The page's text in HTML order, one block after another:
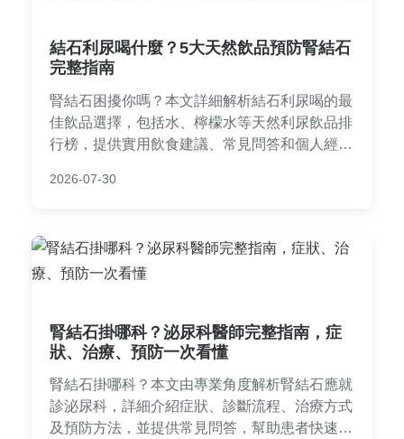
結石利尿喝什麼？5大天然飲品預防腎結石
完整指南
腎結石困擾你嗎？本文詳細解析結石利尿喝的最
佳飲品選擇，包括水、檸檬水等天然利尿飲品排
行榜，提供實用飲食建議、常見問答和個人經驗
涵蓋飲品功效、每日攝取量、注意事項，適合所
2026-07-30
腎結石掛哪科？泌尿科醫師完整指南，症
狀、治療、預防一次看懂
腎結石掛哪科？本文由專業角度解析腎結石應就
診泌尿科，詳細介紹症狀、診斷流程、治療方式
及預防方法，並提供常見問答，幫助患者快速找